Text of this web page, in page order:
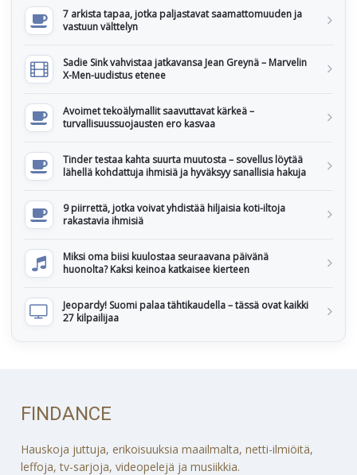
7 arkista tapaa, jotka paljastavat saamattomuuden ja
vastuun välttelyn
Sadie Sink vahvistaa jatkavansa Jean Greynä – Marvelin
X-Men-uudistus etenee
Avoimet tekoälymallit saavuttavat kärkeä –
turvallisuussuojausten ero kasvaa
Tinder testaa kahta suurta muutosta – sovellus löytää
lähellä kohdattuja ihmisiä ja hyväksyy sanallisia hakuja
9 piirrettä, jotka voivat yhdistää hiljaisia koti-iltoja
rakastavia ihmisiä
Miksi oma biisi kuulostaa seuraavana päivänä
huonolta? Kaksi keinoa katkaisee kierteen
Jeopardy! Suomi palaa tähtikaudella – tässä ovat kaikki
27 kilpailijaa
FINDANCE
Hauskoja juttuja, erikoisuuksia maailmalta, netti-ilmiöitä,
leffoja, tv-sarjoja, videopelejä ja musiikkia.